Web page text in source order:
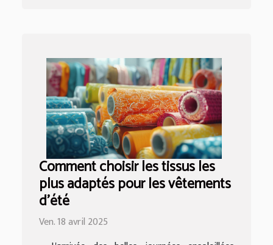
Comment choisir les tissus les
plus adaptés pour les vêtements
d'été
Ven. 18 avril 2025